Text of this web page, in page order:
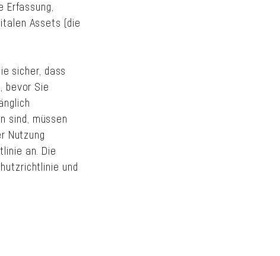
Assets (die
sicher, dass
bevor Sie
sind, müssen
Nutzung
an. Die
und